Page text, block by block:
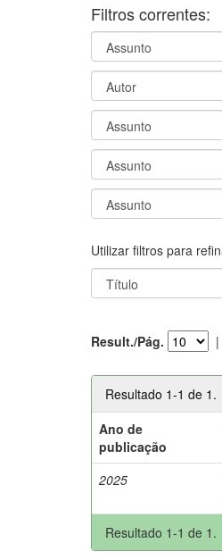
Filtros correntes:
Utilizar filtros para
Result./Pág. |
Resultado 1-1 de 1.
Ano de
publicação
2025
Resultado 1-1 de 1.